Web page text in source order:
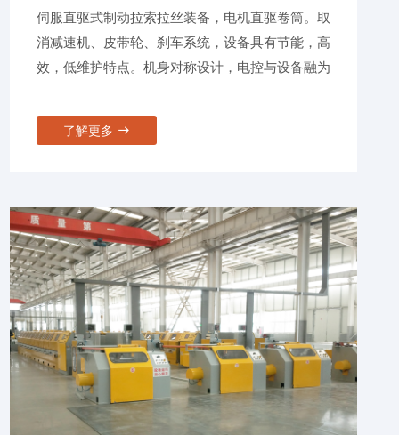
伺服直驱式制动拉索拉丝装备，电机直驱卷筒。取
消减速机、皮带轮、刹车系统，设备具有节能，高
效，低维护特点。机身对称设计，电控与设备融为
效20%的目标。
了解更多